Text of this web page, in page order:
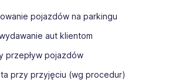
oraz wielu innych. Przez
które pomagają jej w
innowacyjnych produktów i usług.
w Europie aplikacji APCOA
pojazdów na parkingu
aut klientom
przepływ pojazdów
przy przyjęciu (wg procedur)